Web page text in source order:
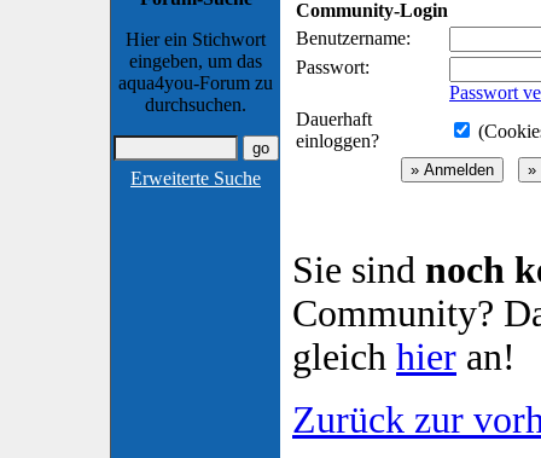
Hier ein Stichwort
eingeben, um das
aqua4you-Forum zu
durchsuchen.
Erweiterte Suche
Community-Login
Benutzername:
Passwort:
Passwort
Dauerhaft
einloggen?
Sie sind noch
Community?
gleich hier an!
Zurück zur